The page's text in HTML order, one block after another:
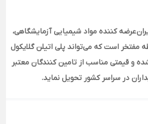
عرضه کننده مواد شیمیایی آزمایشگاهی،
مفتخر است که می‌تواند پلی اتیلن گلایکول
و قیمتی مناسب از تامین کنندگان معتبر
در سراسر کشور تحویل نماید.